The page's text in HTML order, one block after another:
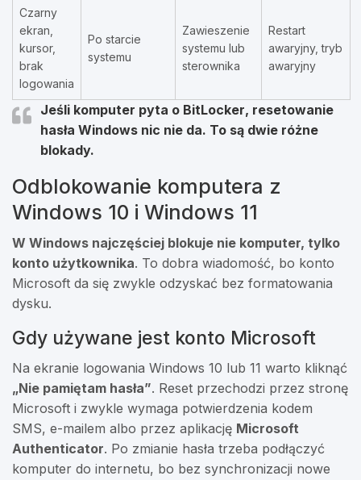
Czarny
ekran,
kursor,
brak
logowania
Po starcie
systemu
Zawieszenie
systemu lub
sterownika
Restart
awaryjny, tryb
awaryjny
Jeśli komputer pyta o BitLocker, resetowanie
hasła Windows nic nie da. To są dwie różne
blokady.
Odblokowanie komputera z
Windows 10 i Windows 11
W Windows najczęściej blokuje nie komputer, tylko
konto użytkownika. To dobra wiadomość, bo konto
Microsoft da się zwykle odzyskać bez formatowania
dysku.
Gdy używane jest konto Microsoft
Na ekranie logowania Windows 10 lub 11 warto kliknąć
„Nie pamiętam hasła”. Reset przechodzi przez stronę
Microsoft i zwykle wymaga potwierdzenia kodem
SMS, e-mailem albo przez aplikację Microsoft
Authenticator. Po zmianie hasła trzeba podłączyć
komputer do internetu, bo bez synchronizacji nowe